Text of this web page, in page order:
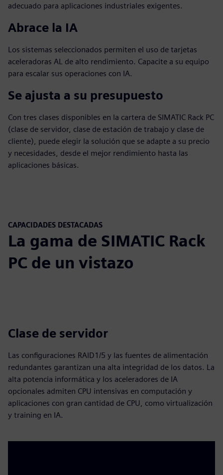
adecuado para aplicaciones industriales exigentes.
Abrace la IA
Los sistemas seleccionados permiten el uso de tarjetas
aceleradoras AL de alto rendimiento. Capacite a su equipo
para escalar sus operaciones con IA.
Se ajusta a su presupuesto
Con tres clases disponibles en la cartera de SIMATIC Rack PC
(clase de servidor, clase de estación de trabajo y clase de
cliente), puede elegir la solución que se adapte a su precio
y necesidades, desde el mejor rendimiento hasta las
aplicaciones básicas.
CAPACIDADES DESTACADAS
La gama de SIMATIC Rack
PC de un vistazo
Clase de servidor
Las configuraciones RAID1/5 y las fuentes de alimentación
redundantes garantizan una alta integridad de los datos. La
alta potencia informática y los aceleradores de IA
opcionales admiten CPU intensivas en computación y
aplicaciones con gran cantidad de CPU, como virtualización
y training en IA.